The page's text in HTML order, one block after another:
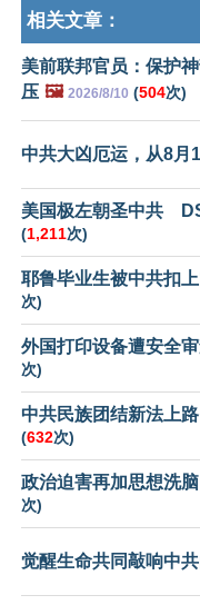
相关文章：
美前联邦官员：保护
压 🖼️ 2026/8/10 (504次)
中共大凶厄运，从8月
美国极左朝圣中共
(1,211次)
耶鲁毕业生被中共扣
次)
外国打印设备遭安全
次)
中共民族团结新法上
(632次)
政治迫害再加思想洗
次)
觉醒生命共同敲响中